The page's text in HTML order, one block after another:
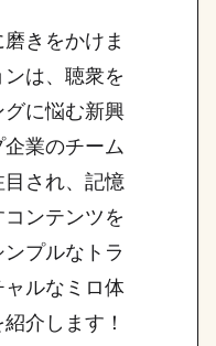
きをかけま
は、聴衆を
に悩む新興
業のチーム
され、記憶
ンテンツを
プルなトラ
ルなミロ体
介します！